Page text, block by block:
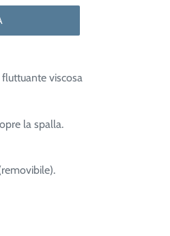
viscosa
la spalla.